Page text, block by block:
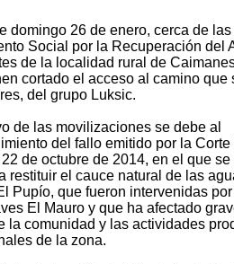
domingo 26 de enero, cerca de
Social por la Recuperación del
de la localidad rural de
cortado el acceso al camino
del grupo Luksic.
de las movilizaciones se debe al
del fallo emitido por la Corte
de octubre de 2014, en el que
restituir el cauce natural de las
Pupío, que fueron intervenidas
El Mauro y que ha afectado
la comunidad y las actividades
de la zona.